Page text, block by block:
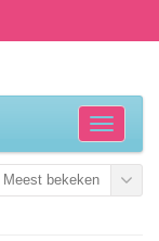
Meest bekeken